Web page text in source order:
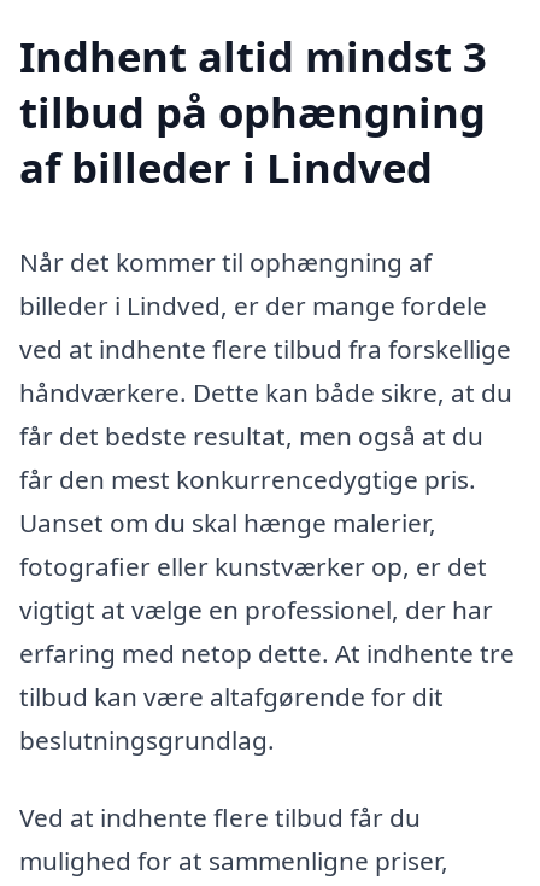
Indhent altid mindst 3
tilbud på ophængning
af billeder i Lindved
Når det kommer til ophængning af
billeder i Lindved, er der mange fordele
ved at indhente flere tilbud fra forskellige
håndværkere. Dette kan både sikre, at du
får det bedste resultat, men også at du
får den mest konkurrencedygtige pris.
Uanset om du skal hænge malerier,
fotografier eller kunstværker op, er det
vigtigt at vælge en professionel, der har
erfaring med netop dette. At indhente tre
tilbud kan være altafgørende for dit
beslutningsgrundlag.
Ved at indhente flere tilbud får du
mulighed for at sammenligne priser,